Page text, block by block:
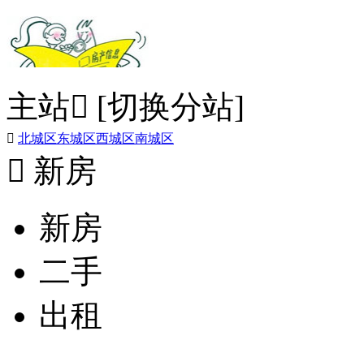
主站 [切换分站]
 北城区东城区西城区南城区
 新房
新房
二手
出租